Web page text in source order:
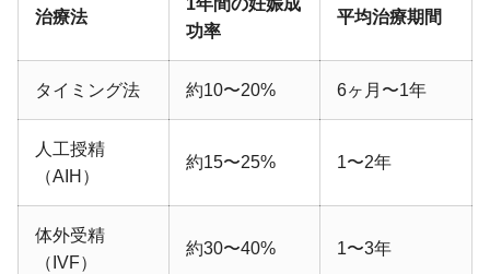
治療法
1年間の妊娠成
功率
平均治療期間
タイミング法 約10〜20% 6ヶ月〜1年
人工授精
（AIH）
約15〜25% 1〜2年
体外受精
（IVF）
約30〜40% 1〜3年